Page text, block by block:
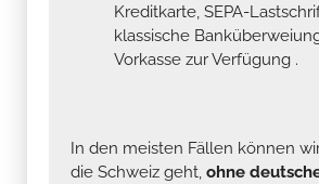
Kreditkarte, SEPA-
klassische
Vorkasse zur Verfügung .
In den meisten Fällen können
die Schweiz geht, ohne